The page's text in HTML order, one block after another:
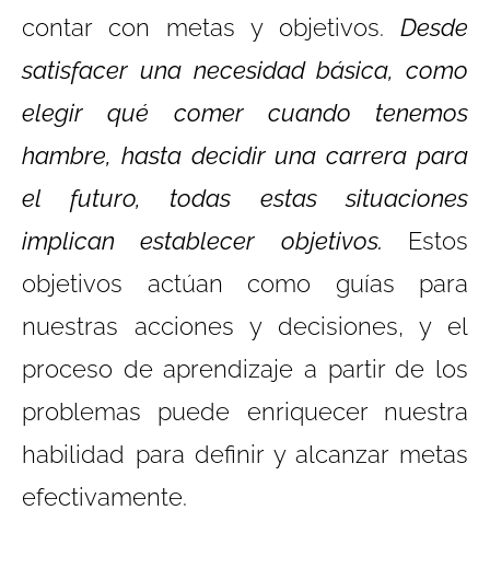
contar con metas y objetivos. Desde
satisfacer una necesidad básica, como
elegir qué comer cuando tenemos
hambre, hasta decidir una carrera para
el futuro, todas estas situaciones
implican establecer objetivos. Estos
objetivos actúan como guías para
nuestras acciones y decisiones, y el
proceso de aprendizaje a partir de los
problemas puede enriquecer nuestra
habilidad para definir y alcanzar metas
efectivamente.